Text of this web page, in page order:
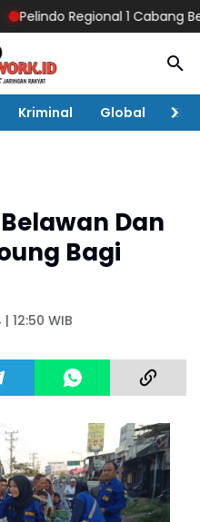
Regional 1 Cabang
Kriminal Global
Dan
Bagi
12:50 WIB